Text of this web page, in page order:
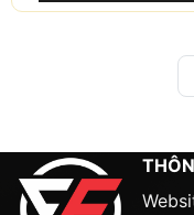
có
phẩm